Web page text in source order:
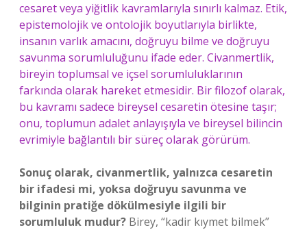
cesaret veya yiğitlik kavramlarıyla sınırlı kalmaz. Etik,
epistemolojik ve ontolojik boyutlarıyla birlikte,
insanın varlık amacını, doğruyu bilme ve doğruyu
savunma sorumluluğunu ifade eder. Civanmertlik,
bireyin toplumsal ve içsel sorumluluklarının
farkında olarak hareket etmesidir. Bir filozof olarak,
bu kavramı sadece bireysel cesaretin ötesine taşır;
onu, toplumun adalet anlayışıyla ve bireysel bilincin
evrimiyle bağlantılı bir süreç olarak görürüm.
Sonuç olarak, civanmertlik, yalnızca cesaretin
bir ifadesi mi, yoksa doğruyu savunma ve
bilginin pratiğe dökülmesiyle ilgili bir
sorumluluk mudur? Birey, “kadir kıymet bilmek”